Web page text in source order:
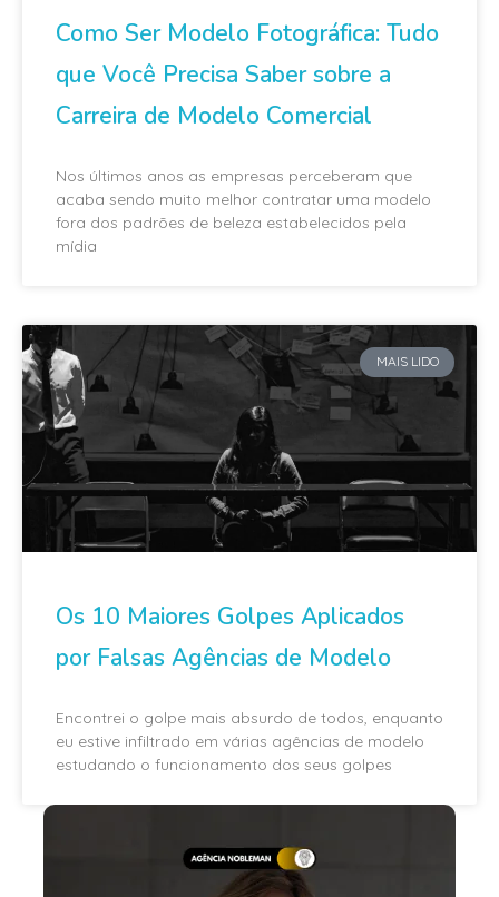
Como Ser Modelo Fotográfica: Tudo
que Você Precisa Saber sobre a
Carreira de Modelo Comercial
Nos últimos anos as empresas perceberam que
acaba sendo muito melhor contratar uma modelo
fora dos padrões de beleza estabelecidos pela
mídia
MAIS LIDO
Os 10 Maiores Golpes Aplicados
por Falsas Agências de Modelo
Encontrei o golpe mais absurdo de todos, enquanto
eu estive infiltrado em várias agências de modelo
estudando o funcionamento dos seus golpes